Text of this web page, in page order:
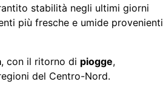
stabilità negli ultimi giorni
più fresche e umide provenienti
, con il ritorno di piogge,
del Centro-Nord.